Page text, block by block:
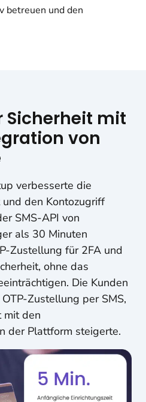
betreuen und den
Sicherheit mit
von
verbesserte die
den Kontozugriff
SMS-API von
als 30 Minuten
Zustellung für 2FA und
ohne das
Die Kunden
Zustellung per SMS,
mit den
der Plattform steigerte.